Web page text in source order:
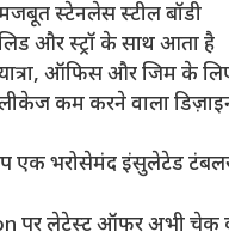
स्टेनलेस स्टील बॉडी
और स्ट्रॉ के साथ आता है
ऑफिस और जिम के
कम करने वाला
भरोसेमंद इंसुलेटेड टंबलर
पर लेटेस्ट ऑफर अभी चेक